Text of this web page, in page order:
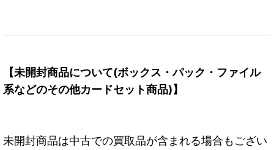
【未開封商品について(ボックス・パック・ファイル
系などのその他カードセット商品)】
未開封商品は中古での買取品が含まれる場合もござい